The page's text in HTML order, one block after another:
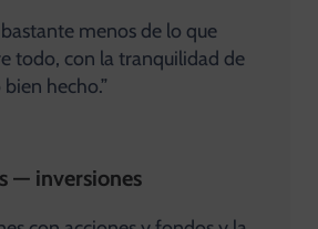
menos de lo que
todo, con la tranquilidad de
hecho.”
— inversiones